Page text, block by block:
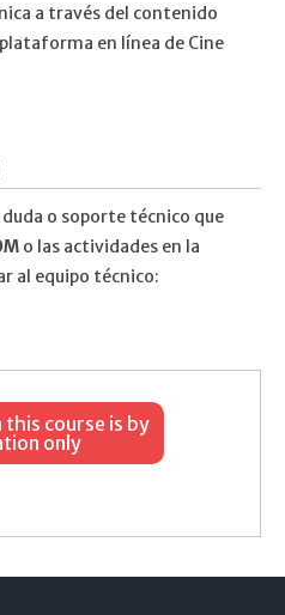
a través del contenido
en línea de Cine
o soporte técnico que
o las actividades en la
al equipo técnico:
this course is by
only